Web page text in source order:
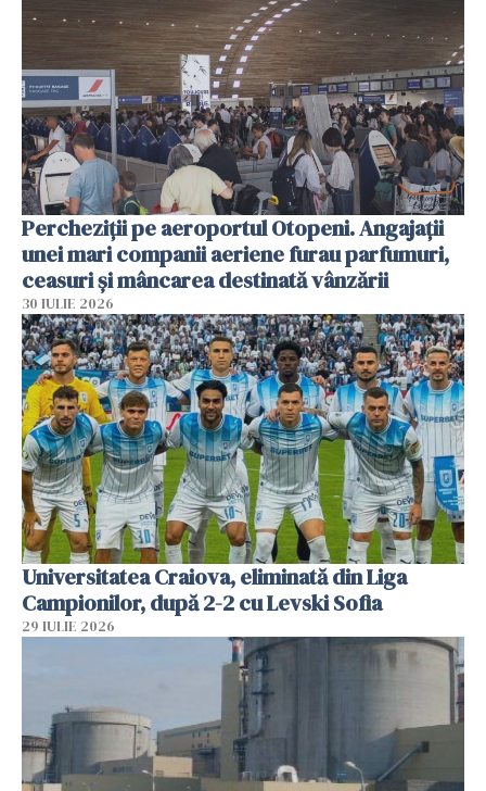
Percheziții pe aeroportul Otopeni. Angajații
unei mari companii aeriene furau parfumuri,
ceasuri și mâncarea destinată vânzării
30 IULIE 2026
Universitatea Craiova, eliminată din Liga
Campionilor, după 2-2 cu Levski Sofia
29 IULIE 2026